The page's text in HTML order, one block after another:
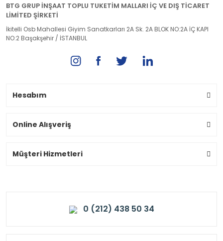
BTG GRUP İNŞAAT TOPLU TUKETİM MALLARI İÇ VE DIŞ TİCARET
LİMİTED ŞİRKETİ
İkitelli Osb Mahallesi Giyim Sanatkarları 2A Sk. 2A BLOK NO:2A İÇ KAPI
NO:2 Başakşehir / İSTANBUL
Hesabım
Online Alışveriş
Müşteri Hizmetleri
0 (212) 438 50 34